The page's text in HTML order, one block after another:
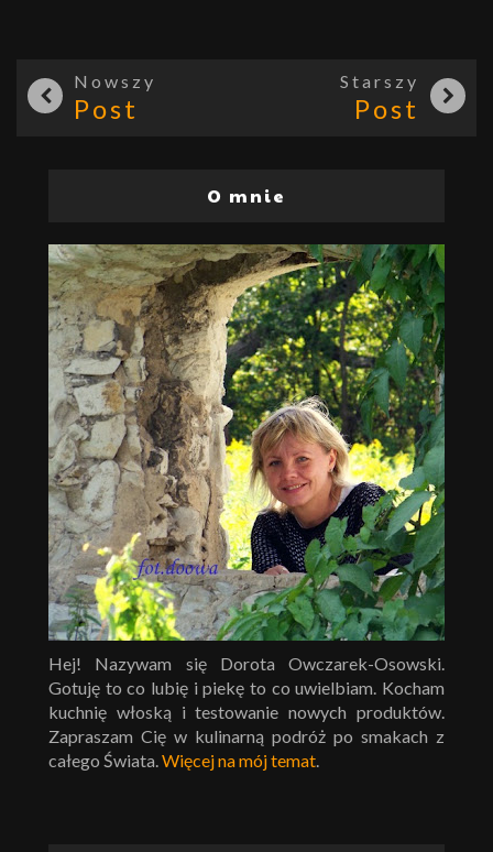
Nowszy
Post
Starszy
Post
O mnie
Hej! Nazywam się Dorota Owczarek-Osowski.
Gotuję to co lubię i piekę to co uwielbiam. Kocham
kuchnię włoską i testowanie nowych produktów.
Zapraszam Cię w kulinarną podróż po smakach z
całego Świata. Więcej na mój temat